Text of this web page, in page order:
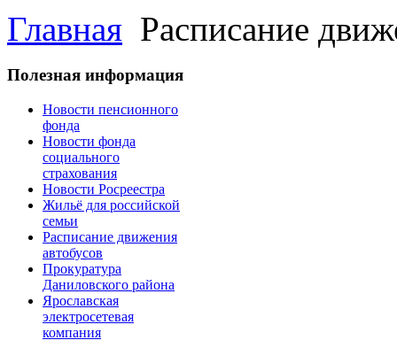
Главная Расписание
Полезная информация
Новости пенсионного
фонда
Новости фонда
социального
страхования
Новости Росреестра
Жильё для российской
семьи
Расписание движения
автобусов
Прокуратура
Даниловского района
Ярославская
электросетевая
компания